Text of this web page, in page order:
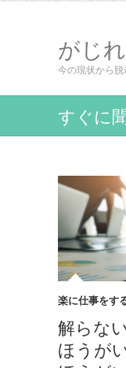
がじ
今の現状から脱
すぐに
楽に仕事をす
解らな
ほうが